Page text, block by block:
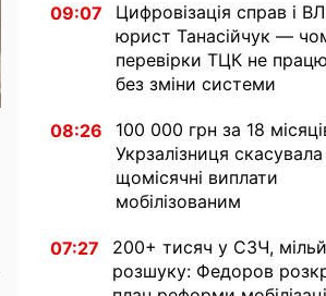
09:07
Цифровізація справ і
юрист Танасійчук —
перевірки ТЦК не
без зміни системи
08:26
100 000 грн за 18
Укрзалізниця скасувала
щомісячні виплати
мобілізованим
07:27
200+ тисяч у СЗЧ,
розшуку: Федоров